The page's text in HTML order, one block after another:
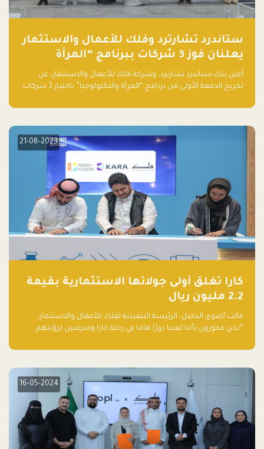
ستاندرد تشارترد وفلك للأعمال والاستثمار
يعلنان فوز 3 شركات ببرنامج “المرأة
والتكنولوجيا”
أعلن بنك ستاندرد تشارترد، وشركة فلك للأعمال والاستثمار، عن
تخريج الدفعة الأولى من برنامج “المرأة والتكنولوجيا” باختيار 3 شركات
الأعمال، اللواتي خضعن لبرنامج حاضنة مدته 8 أسابيع، أفكاراً مبتكرة
21-08-2023
كارا تغلق أولى جولاتها الاستثمارية بقيمة
2.2 مليون ريال
قالت أضوى الدخيل، الرئيسة التنفيذية لفلك للأعمال والاستثمار:
“نحن فخورون بأننا لعبنا دورًا هاما في رحلة كارا ومترقبين لرؤيتهم
جيدًا لكوكبنا فحسب، بل إنه جيد أيضًا للأعمال”.
16-05-2024